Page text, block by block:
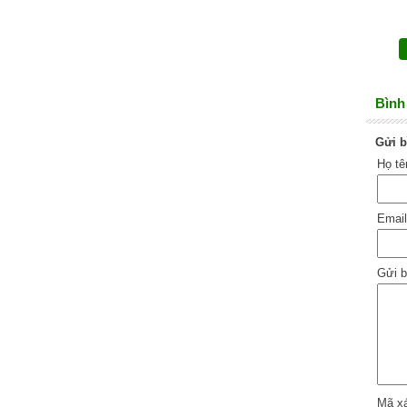
Gửi
Họ
Gửi
Mã